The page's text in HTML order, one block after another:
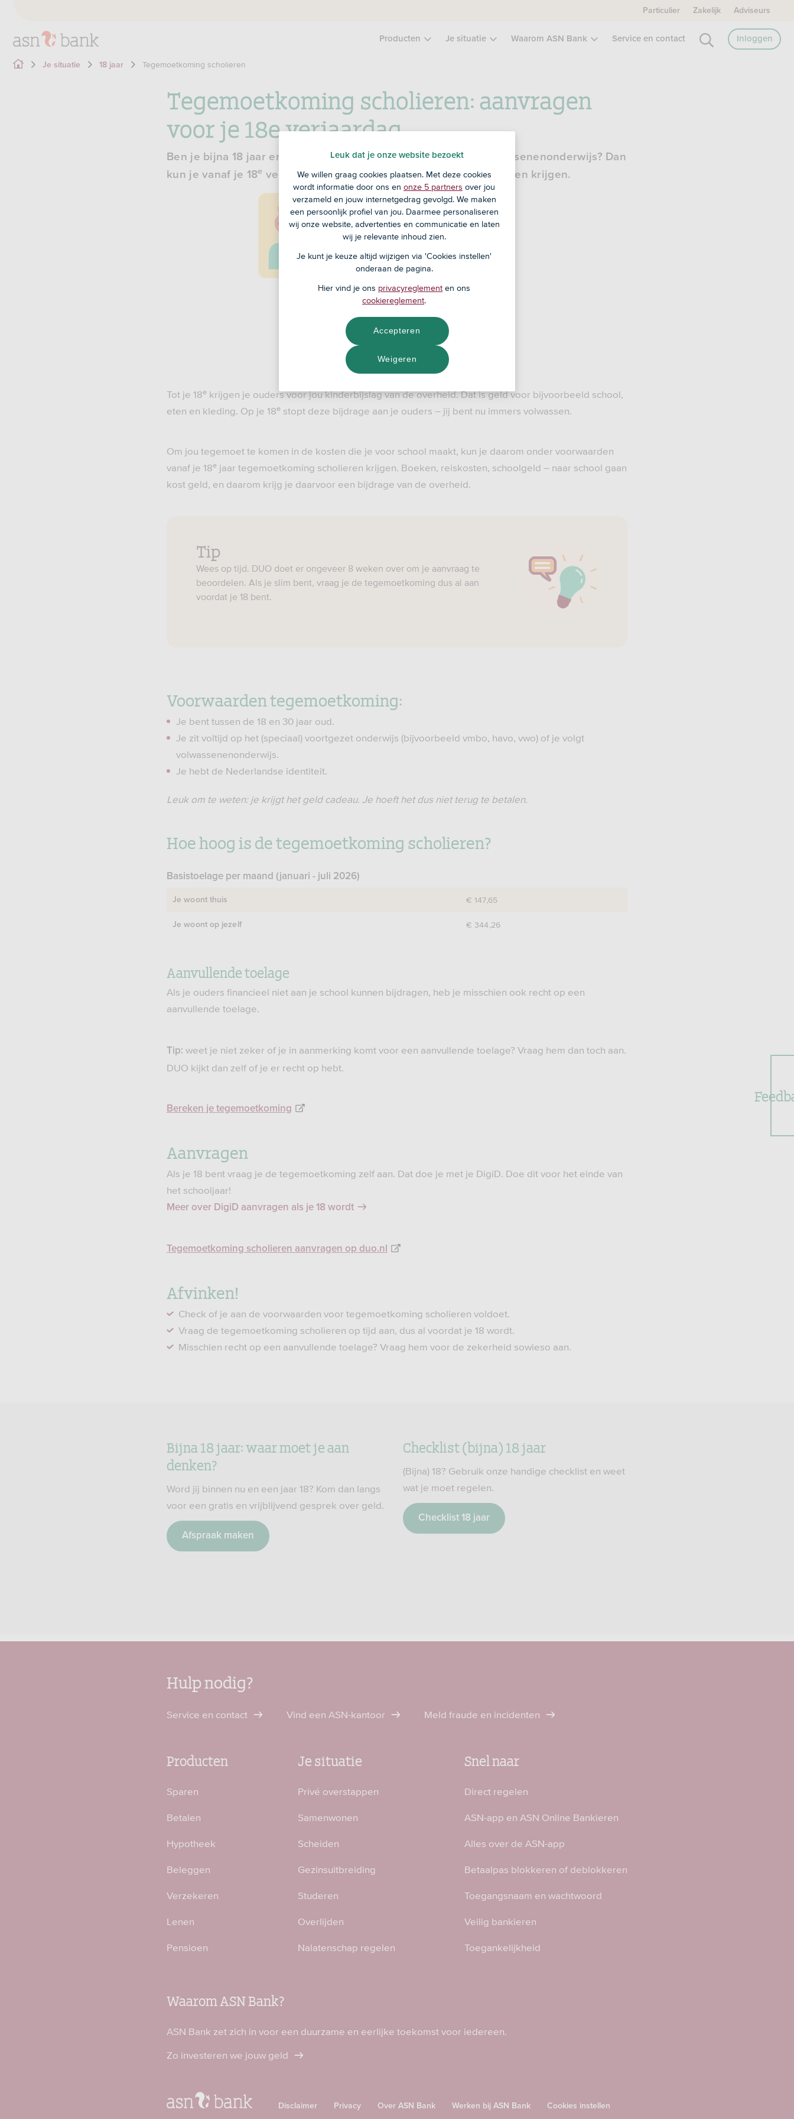
Particulier Zakelijk Adviseurs
Producten Je situatie Waarom ASN Bank Service en contact Inloggen
Je situatie 18 jaar Tegemoetkoming scholieren
Tegemoetkoming scholieren: aanvragen
voor je 18e verjaardag
Ben je bijna 18 jaar en zit je op het voortgezet onderwijs of volwassenenonderwijs? Dan
kun je vanaf je 18e verjaardag misschien tegemoetkoming scholieren krijgen.
Tot je 18e krijgen je ouders voor jou kinderbijslag van de overheid. Dat is geld voor bijvoorbeeld school,
eten en kleding. Op je 18e stopt deze bijdrage aan je ouders – jij bent nu immers volwassen.
Om jou tegemoet te komen in de kosten die je voor school maakt, kun je daarom onder voorwaarden
vanaf je 18e jaar tegemoetkoming scholieren krijgen. Boeken, reiskosten, schoolgeld – naar school gaan
kost geld, en daarom krijg je daarvoor een bijdrage van de overheid.
Tip
Wees op tijd. DUO doet er ongeveer 8 weken over om je aanvraag te
beoordelen. Als je slim bent, vraag je de tegemoetkoming dus al aan
voordat je 18 bent.
Voorwaarden tegemoetkoming:
Je bent tussen de 18 en 30 jaar oud.
Je zit voltijd op het (speciaal) voortgezet onderwijs (bijvoorbeeld vmbo, havo, vwo) of je volgt
volwassenenonderwijs.
Je hebt de Nederlandse identiteit.
Leuk om te weten: je krijgt het geld cadeau. Je hoeft het dus niet terug te betalen.
Hoe hoog is de tegemoetkoming scholieren?
Basistoelage per maand (januari - juli 2026)
Je woont thuis € 147,65
Je woont op jezelf € 344,26
Aanvullende toelage
Als je ouders financieel niet aan je school kunnen bijdragen, heb je misschien ook recht op een
aanvullende toelage.
Tip: weet je niet zeker of je in aanmerking komt voor een aanvullende toelage? Vraag hem dan toch aan.
DUO kijkt dan zelf of je er recht op hebt.
Bereken je tegemoetkoming
Aanvragen
Als je 18 bent vraag je de tegemoetkoming zelf aan. Dat doe je met je DigiD. Doe dit voor het einde van
het schooljaar!
Meer over DigiD aanvragen als je 18 wordt
Tegemoetkoming scholieren aanvragen op duo.nl
Afvinken!
Check of je aan de voorwaarden voor tegemoetkoming scholieren voldoet.
Vraag de tegemoetkoming scholieren op tijd aan, dus al voordat je 18 wordt.
Misschien recht op een aanvullende toelage? Vraag hem voor de zekerheid sowieso aan.
Bijna 18 jaar: waar moet je aan
denken?
Word jij binnen nu en een jaar 18? Kom dan langs
voor een gratis en vrijblijvend gesprek over geld.
Afspraak maken
Checklist (bijna) 18 jaar
(Bijna) 18? Gebruik onze handige checklist en weet
wat je moet regelen.
Checklist 18 jaar
Hulp nodig?
Service en contact Vind een ASN-kantoor Meld fraude en incidenten
Producten
Sparen
Betalen
Hypotheek
Beleggen
Verzekeren
Lenen
Pensioen
Je situatie
Privé overstappen
Samenwonen
Scheiden
Gezinsuitbreiding
Studeren
Overlijden
Nalatenschap regelen
Snel naar
Direct regelen
ASN-app en ASN Online Bankieren
Alles over de ASN-app
Betaalpas blokkeren of deblokkeren
Toegangsnaam en wachtwoord
Veilig bankieren
Toegankelijkheid
Waarom ASN Bank?
ASN Bank zet zich in voor een duurzame en eerlijke toekomst voor iedereen.
Zo investeren we jouw geld
Disclaimer Privacy Over ASN Bank Werken bij ASN Bank Cookies instellen
Leuk dat je onze website bezoekt
We willen graag cookies plaatsen. Met deze cookies
wordt informatie door ons en onze 5 partners over jou
verzameld en jouw internetgedrag gevolgd. We maken
een persoonlijk profiel van jou. Daarmee personaliseren
wij onze website, advertenties en communicatie en laten
wij je relevante inhoud zien.
Je kunt je keuze altijd wijzigen via 'Cookies instellen'
onderaan de pagina.
Hier vind je ons privacyreglement en ons
cookiereglement.
Weigeren
Accepteren